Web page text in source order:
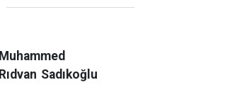
Muhammed
Rıdvan Sadıkoğlu